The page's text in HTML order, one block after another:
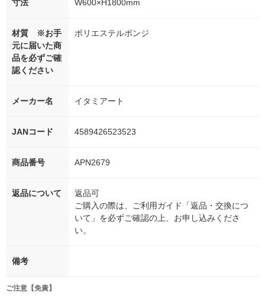
寸法 W600×H1800mm
材質 ※お手
元に届いた商
品を必ずご確
認ください
ポリエステルポンジ
メーカー名 イタミアート
JANコード 4589426523523
商品番号 APN2679
返品について
返品可
ご購入の際は、ご利用ガイド「返品・交換につ
いて」を必ずご確認の上、お申し込みくださ
い。
備考
ご注意【免責】